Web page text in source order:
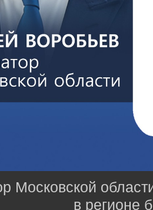
Московской
в регионе